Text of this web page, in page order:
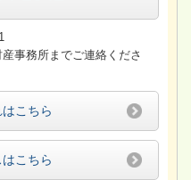
事務所までご連絡くださ
こちら
こちら